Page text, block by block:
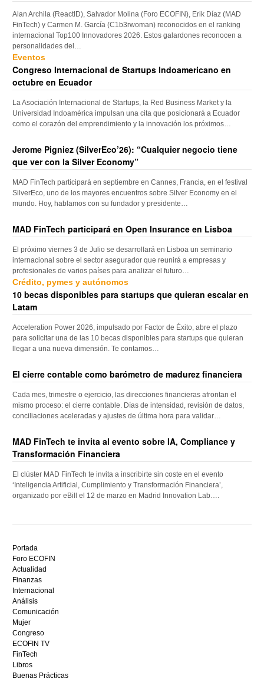
Alan Archila (ReactID), Salvador Molina (Foro ECOFIN), Erik Díaz (MAD
FinTech) y Carmen M. García (C1b3rwoman) reconocidos en el ranking
internacional Top100 Innovadores 2026. Estos galardones reconocen a
personalidades del…
Eventos
Congreso Internacional de Startups Indoamericano en
octubre en Ecuador
La Asociación Internacional de Startups, la Red Business Market y la
Universidad Indoamérica impulsan una cita que posicionará a Ecuador
como el corazón del emprendimiento y la innovación los próximos…
Jerome Pigniez (SilverEco’26): “Cualquier negocio tiene
que ver con la Silver Economy”
MAD FinTech participará en septiembre en Cannes, Francia, en el festival
SilverEco, uno de los mayores encuentros sobre Silver Economy en el
mundo. Hoy, hablamos con su fundador y presidente…
MAD FinTech participará en Open Insurance en Lisboa
El próximo viernes 3 de Julio se desarrollará en Lisboa un seminario
internacional sobre el sector asegurador que reunirá a empresas y
profesionales de varios países para analizar el futuro…
Crédito, pymes y autónomos
10 becas disponibles para startups que quieran escalar en
Latam
Acceleration Power 2026, impulsado por Factor de Éxito, abre el plazo
para solicitar una de las 10 becas disponibles para startups que quieran
llegar a una nueva dimensión. Te contamos…
El cierre contable como barómetro de madurez financiera
Cada mes, trimestre o ejercicio, las direcciones financieras afrontan el
mismo proceso: el cierre contable. Días de intensidad, revisión de datos,
conciliaciones aceleradas y ajustes de última hora para validar…
MAD FinTech te invita al evento sobre IA, Compliance y
Transformación Financiera
El clúster MAD FinTech te invita a inscribirte sin coste en el evento
‘Inteligencia Artificial, Cumplimiento y Transformación Financiera’,
organizado por eBill el 12 de marzo en Madrid Innovation Lab….
mejor
bono
sin
depósito
casino
en
España,
visita
este
sitio
restaurantedonmauro.es
y
Portada
Foro ECOFIN
Actualidad
Finanzas
Internacional
Análisis
Comunicación
Mujer
Congreso
ECOFIN TV
FinTech
Libros
Buenas Prácticas